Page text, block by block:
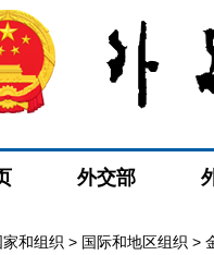
外交部
家和组织 > 国际和地区组织 >